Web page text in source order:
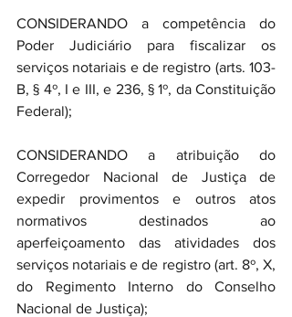
CONSIDERANDO a competência do
Poder Judiciário para fiscalizar os
serviços notariais e de registro (arts. 103-
B, § 4º, I e III, e 236, § 1º, da Constituição
Federal);
CONSIDERANDO a atribuição do
Corregedor Nacional de Justiça de
expedir provimentos e outros atos
normativos destinados ao
aperfeiçoamento das atividades dos
serviços notariais e de registro (art. 8º, X,
do Regimento Interno do Conselho
Nacional de Justiça);